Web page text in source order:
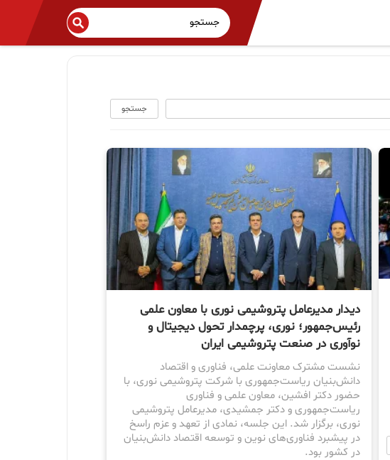
جستجو
دیدار مدیرعامل پتروشیمی نوری با معاون علمی
رئیس‌جمهور؛ نوری، پرچمدار تحول دیجیتال و
نوآوری در صنعت پتروشیمی ایران
نشست مشترک معاونت علمی، فناوری و اقتصاد
دانش‌بنیان ریاست‌جمهوری با شرکت پتروشیمی نوری، با
حضور دکتر افشین، معاون علمی و فناوری
ریاست‌جمهوری و دکتر جمشیدی، مدیرعامل پتروشیمی
نوری، برگزار شد. این جلسه، نمادی از تعهد و عزم راسخ
در پیشبرد فناوری‌های نوین و توسعه اقتصاد دانش‌بنیان
در کشور بود.